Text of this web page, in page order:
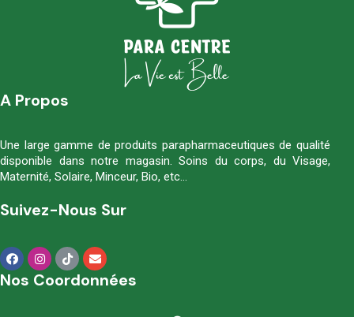
A Propos
Une large gamme de produits parapharmaceutiques de qualité
disponible dans notre magasin. Soins du corps, du Visage,
Maternité, Solaire, Minceur, Bio, etc…
Suivez-Nous Sur
Nos Coordonnées